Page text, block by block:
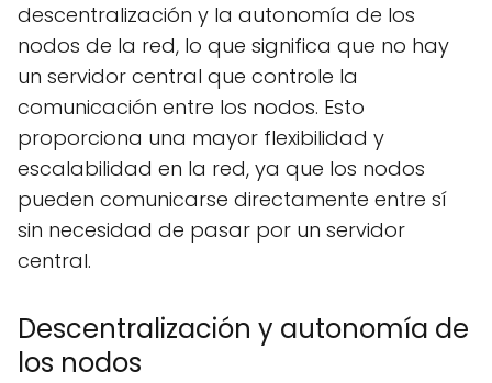
descentralización y la autonomía de los
nodos de la red, lo que significa que no hay
un servidor central que controle la
comunicación entre los nodos. Esto
proporciona una mayor flexibilidad y
escalabilidad en la red, ya que los nodos
pueden comunicarse directamente entre sí
sin necesidad de pasar por un servidor
central.
Descentralización y autonomía de
los nodos